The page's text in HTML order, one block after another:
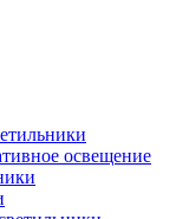
освещение